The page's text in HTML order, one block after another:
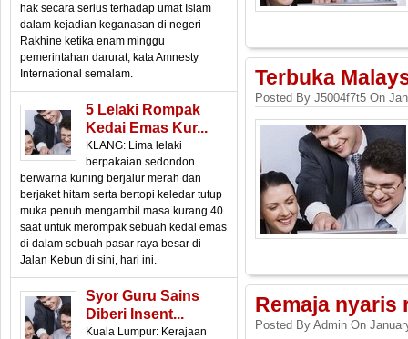
hak secara serius terhadap umat Islam
dalam kejadian keganasan di negeri
Rakhine ketika enam minggu
pemerintahan darurat, kata Amnesty
International semalam.
5 Lelaki Rompak
Kedai Emas Kur...
KLANG: Lima lelaki
berpakaian sedondon
berwarna kuning berjalur merah dan
berjaket hitam serta bertopi keledar tutup
muka penuh mengambil masa kurang 40
saat untuk merompak sebuah kedai emas
di dalam sebuah pasar raya besar di
Jalan Kebun di sini, hari ini.
Syor Guru Sains
Diberi Insent...
Kuala Lumpur: Kerajaan
Terbuka
Posted By J5004f7t5 On
Remaja nyaris
Posted By Admin On